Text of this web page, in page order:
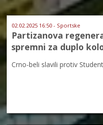
02.02.2025 16:50 - Sportske
Partizanova
spremni za duplo
Crno-beli slavili protiv